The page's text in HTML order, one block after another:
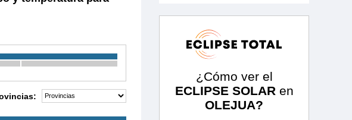
¿Cómo ver el
ECLIPSE SOLAR en
OLEJUA?